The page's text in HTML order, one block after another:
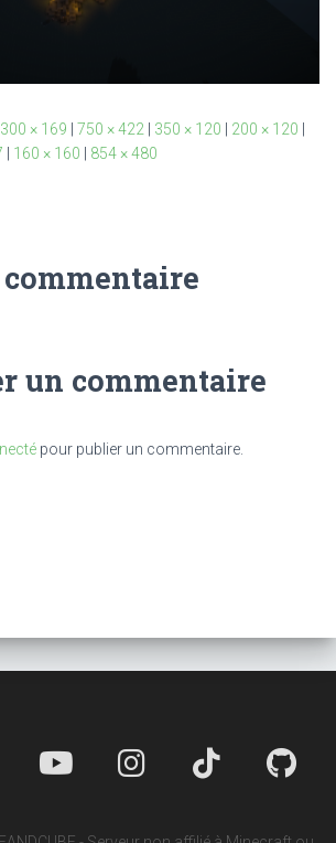
300 × 169 750 × 422 350 × 120 200 × 120
160 × 160 854 × 480
commentaire
un commentaire
pour publier un commentaire.